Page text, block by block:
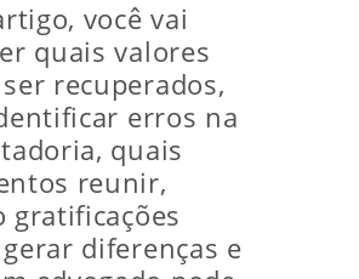
você vai
quais valores
recuperados,
erros na
quais
reunir,
gratificações
diferenças e